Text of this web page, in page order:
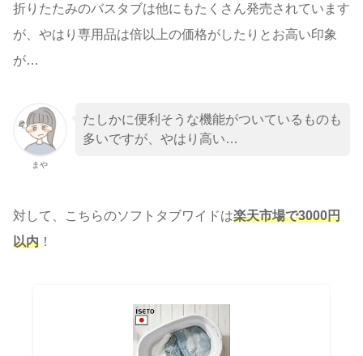
折りたたみのバスタブは他にもたくさん発売されています
が、やはり専用品は倍以上の価格がしたりとお高い印象
が…
まや
たしかに便利そうな機能がついているものも
多いですが、やはり高い…
対して、こちらのソフトタブワイドは楽天市場で3000円
以内 ！